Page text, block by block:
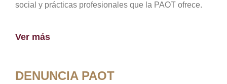
social y prácticas profesionales que la PAOT ofrece.
Ver más
DENUNCIA PAOT